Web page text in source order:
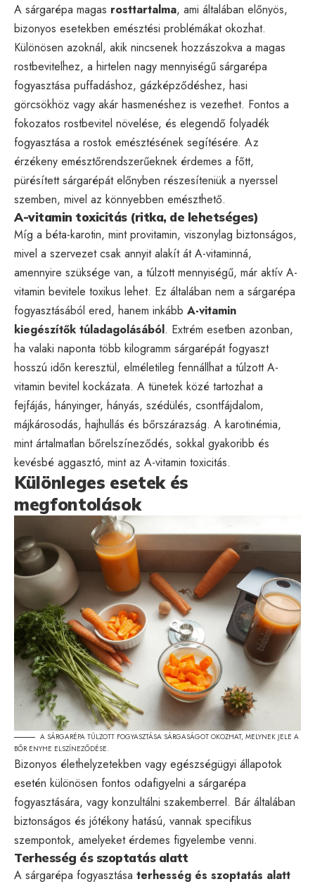
A sárgarépa magas rosttartalma, ami általában előnyös,
bizonyos esetekben emésztési problémákat okozhat.
Különösen azoknál, akik nincsenek hozzászokva a magas
rostbevitelhez, a hirtelen nagy mennyiségű sárgarépa
fogyasztása puffadáshoz, gázképződéshez, hasi
görcsökhöz vagy akár hasmenéshez is vezethet. Fontos a
fokozatos rostbevitel növelése, és elegendő folyadék
fogyasztása a rostok emésztésének segítésére. Az
érzékeny emésztőrendszerűeknek érdemes a főtt,
pürésített sárgarépát előnyben részesíteniük a nyerssel
szemben, mivel az könnyebben emészthető.
A-vitamin toxicitás (ritka, de lehetséges)
Míg a béta-karotin, mint provitamin, viszonylag biztonságos,
mivel a szervezet csak annyit alakít át A-vitaminná,
amennyire szüksége van, a túlzott mennyiségű, már aktív A-
vitamin bevitele toxikus lehet. Ez általában nem a sárgarépa
fogyasztásából ered, hanem inkább A-vitamin
kiegészítők túladagolásából. Extrém esetben azonban,
ha valaki naponta több kilogramm sárgarépát fogyaszt
hosszú időn keresztül, elméletileg fennállhat a túlzott A-
vitamin bevitel kockázata. A tünetek közé tartozhat a
fejfájás, hányinger, hányás, szédülés, csontfájdalom,
májkárosodás, hajhullás és bőrszárazság. A karotinémia,
mint ártalmatlan bőrelszíneződés, sokkal gyakoribb és
kevésbé aggasztó, mint az A-vitamin toxicitás.
Különleges esetek és
megfontolások
A SÁRGARÉPA TÚLZOTT FOGYASZTÁSA SÁRGASÁGOT OKOZHAT, MELYNEK JELE A
BŐR ENYHE ELSZÍNEZŐDÉSE.
Bizonyos élethelyzetekben vagy egészségügyi állapotok
esetén különösen fontos odafigyelni a sárgarépa
fogyasztására, vagy konzultálni szakemberrel. Bár általában
biztonságos és jótékony hatású, vannak specifikus
szempontok, amelyeket érdemes figyelembe venni.
Terhesség és szoptatás alatt
A sárgarépa fogyasztása terhesség és szoptatás alatt